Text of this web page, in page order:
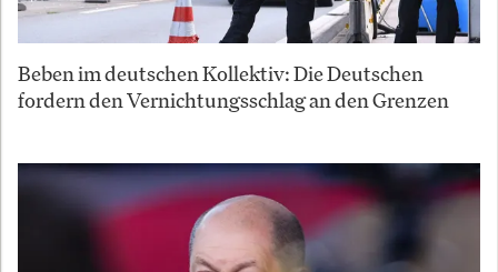
Beben im deutschen Kollektiv: Die Deutschen
fordern den Vernichtungsschlag an den Grenzen